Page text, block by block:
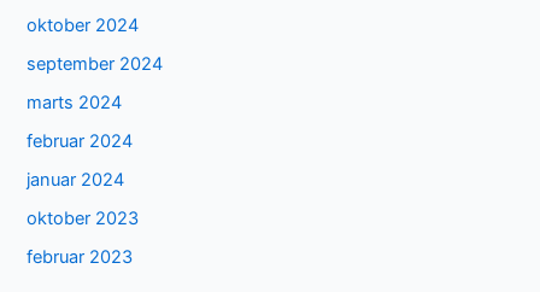
oktober 2024
september 2024
marts 2024
februar 2024
januar 2024
oktober 2023
februar 2023